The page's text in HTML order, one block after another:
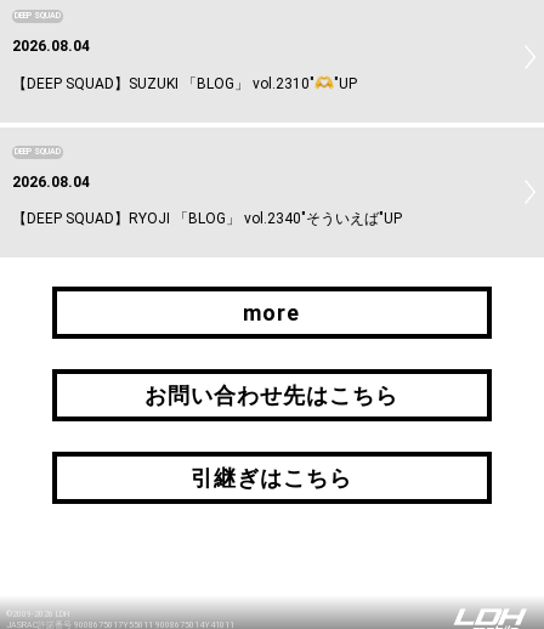
DEEP SQUAD
2026.08.04
【DEEP SQUAD】SUZUKI 「BLOG」 vol.2310" "UP
DEEP SQUAD
2026.08.04
【DEEP SQUAD】RYOJI 「BLOG」 vol.2340"そういえば"UP
more
more
お問い合わせ先はこちら
お問い合わせ先はこちら
引継ぎはこちら
引継ぎはこちら
©2009-2026 LDH
JASRAC許諾番号 9008675017Y55011 9008675014Y41011